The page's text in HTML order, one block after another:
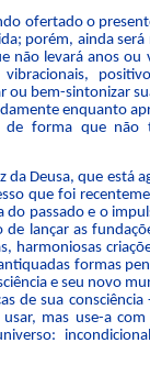
ofertado o
porém, ainda
não levará anos
bem-sintonizar
enquanto
forma que não
da Deusa, que está
que foi
do passado e o
lançar as
harmoniosas
formas
e seu novo
de sua
mas use-a